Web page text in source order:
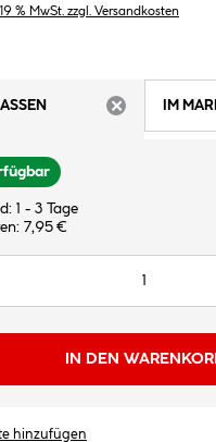
% MwSt. zzgl. Versandkosten
IM
1 - 3 Tage
7,95 €
IN DEN
hinzufügen